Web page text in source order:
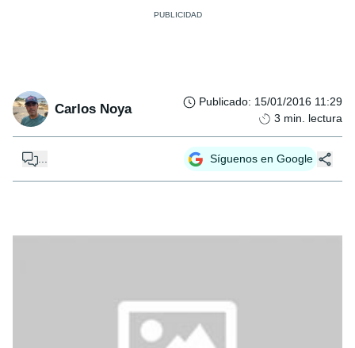
Carlos Noya Publicado: 15/01/2016 11:29
3 min. lectura
... Síguenos en Google